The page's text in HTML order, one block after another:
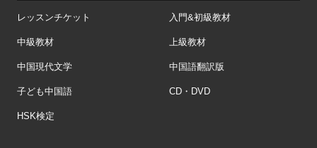
レッスンチケット 入門&初級教材
中級教材 上級教材
中国現代文学 中国語翻訳版
子ども中国語 CD・DVD
HSK検定